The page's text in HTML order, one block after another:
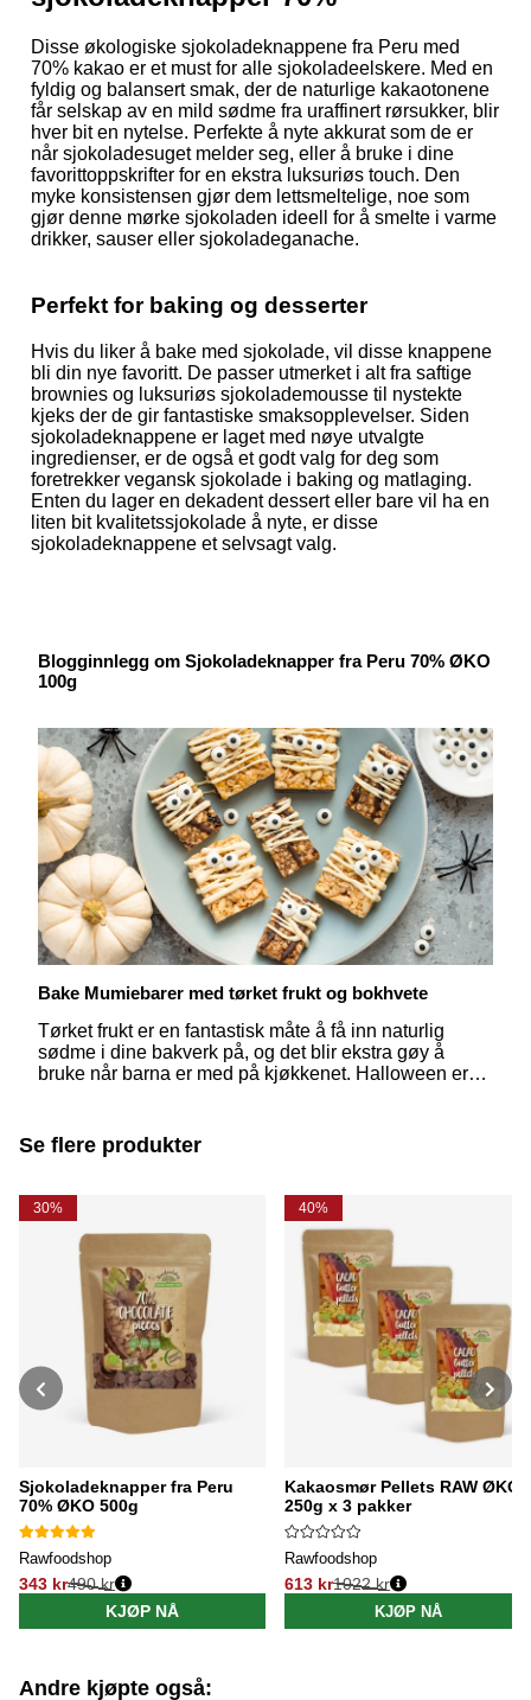
Disse økologiske sjokoladeknappene fra Peru med
70% kakao er et must for alle sjokoladeelskere. Med en
fyldig og balansert smak, der de naturlige kakaotonene
får selskap av en mild sødme fra uraffinert rørsukker, blir
hver bit en nytelse. Perfekte å nyte akkurat som de er
når sjokoladesuget melder seg, eller å bruke i dine
favorittoppskrifter for en ekstra luksuriøs touch. Den
myke konsistensen gjør dem lettsmeltelige, noe som
gjør denne mørke sjokoladen ideell for å smelte i varme
drikker, sauser eller sjokoladeganache.
Perfekt for baking og desserter
Hvis du liker å bake med sjokolade, vil disse knappene
bli din nye favoritt. De passer utmerket i alt fra saftige
brownies og luksuriøs sjokolademousse til nystekte
kjeks der de gir fantastiske smaksopplevelser. Siden
sjokoladeknappene er laget med nøye utvalgte
ingredienser, er de også et godt valg for deg som
foretrekker vegansk sjokolade i baking og matlaging.
Enten du lager en dekadent dessert eller bare vil ha en
liten bit kvalitetssjokolade å nyte, er disse
sjokoladeknappene et selvsagt valg.
Blogginnlegg om Sjokoladeknapper fra Peru 70% ØKO
100g
Bake Mumiebarer med tørket frukt og bokhvete
Tørket frukt er en fantastisk måte å få inn naturlig
sødme i dine bakverk på, og det blir ekstra gøy å
bruke når barna er med på kjøkkenet. Halloween er
bake Mumiebars med tørket frukt og bokhvete!
Se flere produkter
30%
Sjokoladeknapper fra Peru
70% ØKO 500g
Rawfoodshop
343 kr
Vanlig pris:
490 kr
KJØP NÅ
40%
Kakaosmør Pellets RAW ØKO
250g x 3 pakker
Rawfoodshop
613 kr
Vanlig pris:
1022 kr
KJØP NÅ
Andre kjøpte også: